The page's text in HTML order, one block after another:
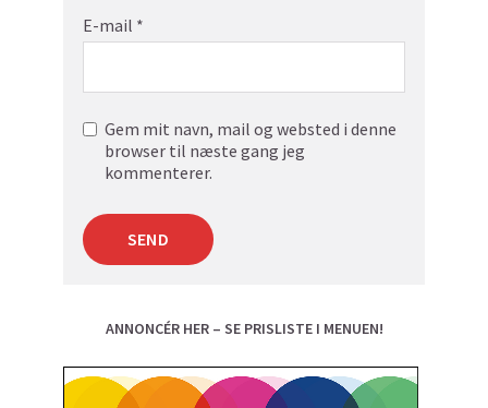
E-mail *
Gem mit navn, mail og websted i denne
browser til næste gang jeg
kommenterer.
ANNONCÉR HER – SE PRISLISTE I MENUEN!